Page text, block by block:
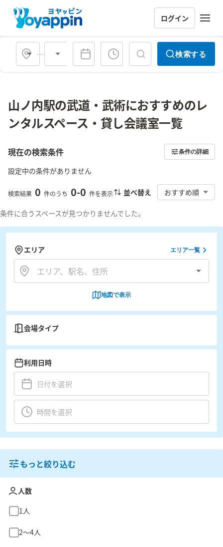
ログイン
会場タイプ 検索する
山ノ内駅の武道・武術におすすめのレ
ンタルスペース・貸し会議室一覧
現在の検索条件 条件の詳細
設定中の条件がありません
検索結果 0 件のうち 0-0 件を表示 並べ替え おすすめ順
条件に合うスペースが見つかりませんでした。
エリア エリア一覧
地図で表示
会場タイプ
利用日時
もっと絞り込む
人数
1人
2〜4人